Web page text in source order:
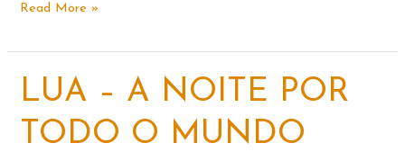
O
FEIO
–
THE
UGLY
Read More »
LUA – A NOITE POR
TODO O MUNDO